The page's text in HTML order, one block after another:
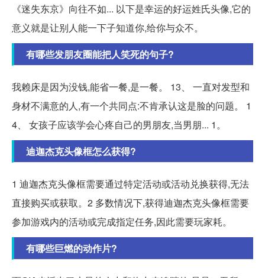
《迷失东京》向往不如... 以下是幸运的好运姓氏头像,它的
意义就是让别人能一下子知道你,给你与众不。
有哪些发朋友圈能把人笑死的句子?
我赖床是因为没钱,能省一餐,是一餐。 13、 一直对发型和
身材不满意的人,有一个共同点:不肯承认这是脸的问题。 1
4、 女孩子应该学会心疼自己的男朋友,当男朋... 1。
迪迦杰克头像框怎么获得?
1 迪迦杰克头像框需要通过特定活动或活动兑换获得,无法
直接购买或获取。2 多数情况下,获得迪迦杰克头像框需要
参加游戏内的活动或完成指定任务,因此需要玩家耗。
有哪些巨燃的动作片?